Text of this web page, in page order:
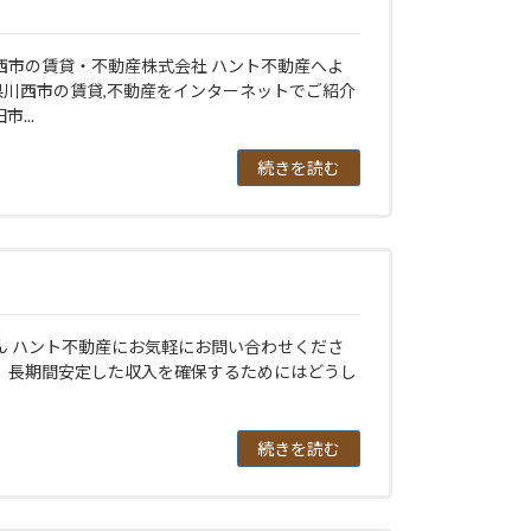
の賃貸・不動産株式会社 ハント不動産へよ
西市の賃貸,不動産をインターネットでご紹介
市...
続きを読む
ハント不動産にお気軽にお問い合わせくださ
期間安定した収入を確保するためにはどうし
続きを読む